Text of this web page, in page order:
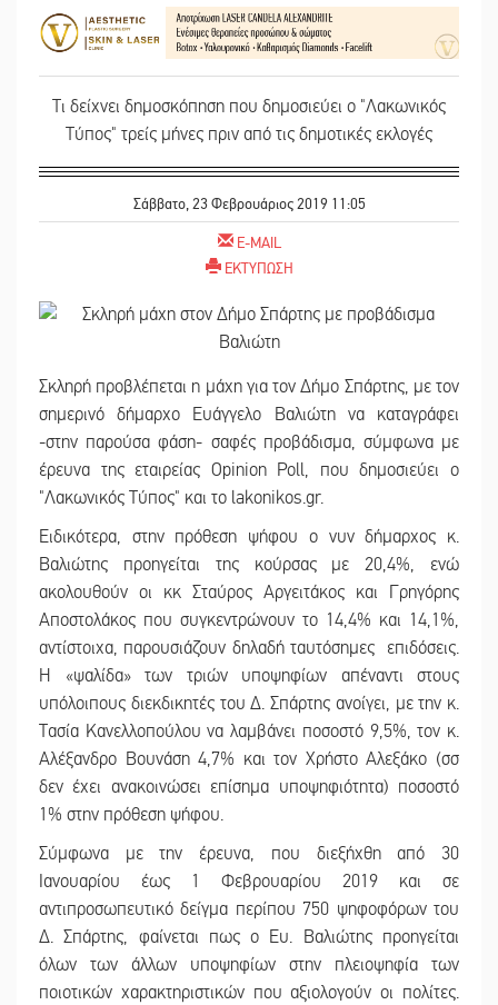
Τι δείχνει δημοσκόπηση που δημοσιεύει ο "Λακωνικός
Τύπος" τρείς μήνες πριν από τις δημοτικές εκλογές
Σάββατο, 23 Φεβρουάριος 2019 11:05
E-MAIL
ΕΚΤΥΠΩΣΗ
Σκληρή προβλέπεται η μάχη για τον Δήμο Σπάρτης, με τον
σημερινό δήμαρχο Ευάγγελο Βαλιώτη να καταγράφει
-στην παρούσα φάση- σαφές προβάδισμα, σύμφωνα με
έρευνα της εταιρείας Opinion Poll, που δημοσιεύει ο
"Λακωνικός Τύπος" και το lakonikos.gr.
Ειδικότερα, στην πρόθεση ψήφου ο νυν δήμαρχος κ.
Βαλιώτης προηγείται της κούρσας με 20,4%, ενώ
ακολουθούν οι κκ Σταύρος Αργειτάκος και Γρηγόρης
Αποστολάκος που συγκεντρώνουν το 14,4% και 14,1%,
αντίστοιχα, παρουσιάζουν δηλαδή ταυτόσημες επιδόσεις.
Η «ψαλίδα» των τριών υποψηφίων απέναντι στους
υπόλοιπους διεκδικητές του Δ. Σπάρτης ανοίγει, με την κ.
Τασία Κανελλοπούλου να λαμβάνει ποσοστό 9,5%, τον κ.
Αλέξανδρο Βουνάση 4,7% και τον Χρήστο Αλεξάκο (σσ
δεν έχει ανακοινώσει επίσημα υποψηφιότητα) ποσοστό
1% στην πρόθεση ψήφου.
Σύμφωνα με την έρευνα, που διεξήχθη από 30
Ιανουαρίου έως 1 Φεβρουαρίου 2019 και σε
αντιπροσωπευτικό δείγμα περίπου 750 ψηφοφόρων του
Δ. Σπάρτης, φαίνεται πως ο Ευ. Βαλιώτης προηγείται
όλων των άλλων υποψηφίων στην πλειοψηφία των
ποιοτικών χαρακτηριστικών που αξιολογούν οι πολίτες.